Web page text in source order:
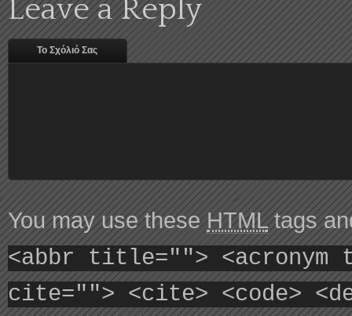
Leave a Reply
Το Σχόλιό Σας
You may use these HTMLtags
<abbr title=""> <acronym
cite=""> <cite> <code>